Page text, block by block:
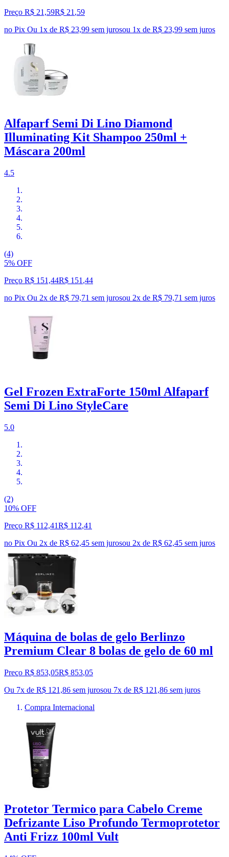
Preço R$ 21,59R$ 21 ,59
no Pix Ou 1x de R$ 23,99 sem jurosou 1x de R$ 23,99 sem juros
Alfaparf Semi Di Lino Diamond
Illuminating Kit Shampoo 250ml +
Máscara 200ml
4.5
(4)
5% OFF
Preço R$ 151,44R$ 151 ,44
no Pix Ou 2x de R$ 79,71 sem jurosou 2x de R$ 79,71 sem juros
Gel Frozen ExtraForte 150ml Alfaparf
Semi Di Lino StyleCare
5.0
(2)
10% OFF
Preço R$ 112,41R$ 112,41
no Pix Ou 2x de R$ 62,45 sem jurosou 2x de R$ 62,45 sem juros
Máquina de bolas de gelo Berlinzo
Premium Clear 8 bolas de gelo de 60 ml
Preço R$ 853,05R$ 853,05
Ou 7x de R$ 121,86 sem jurosou 7x de R$ 121,86 sem juros
Compra Internacional
Protetor Termico para Cabelo Creme
Defrizante Liso Profundo Termoprotetor
Anti Frizz 100ml Vult